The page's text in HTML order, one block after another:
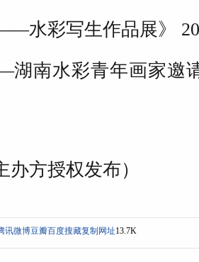
水彩写生作品展》
湖南水彩青年画家邀
办方授权发布）
讯微博豆瓣百度搜藏复制网址13.7K